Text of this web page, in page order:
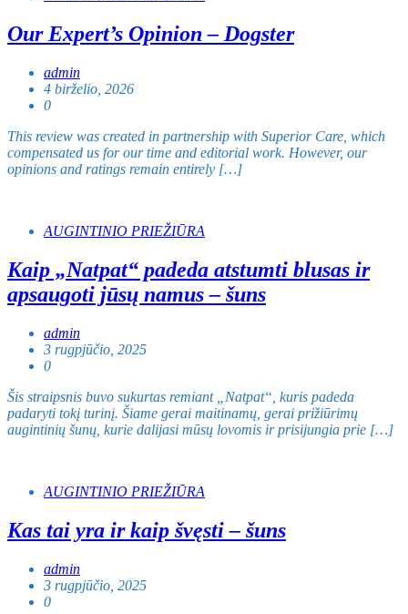
Our Expert’s Opinion – Dogster
admin
4 birželio, 2026
0
This review was created in partnership with Superior Care, which
compensated us for our time and editorial work. However, our
opinions and ratings remain entirely […]
AUGINTINIO PRIEŽIŪRA
Kaip „Natpat“ padeda atstumti blusas ir
apsaugoti jūsų namus – šuns
admin
3 rugpjūčio, 2025
0
Šis straipsnis buvo sukurtas remiant „Natpat“, kuris padeda
padaryti tokį turinį. Šiame gerai maitinamų, gerai prižiūrimų
augintinių šunų, kurie dalijasi mūsų lovomis ir prisijungia prie […]
AUGINTINIO PRIEŽIŪRA
Kas tai yra ir kaip švęsti – šuns
admin
3 rugpjūčio, 2025
0